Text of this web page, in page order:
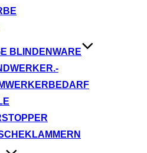
BLINDENWARE